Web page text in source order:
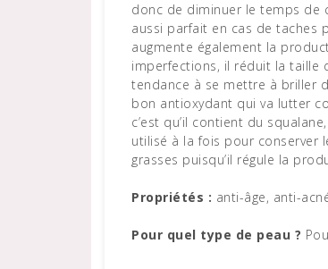
donc de diminuer le temps de
aussi parfait en cas de taches
augmente également la
imperfections, il réduit la taille
tendance à se mettre à briller
bon antioxydant qui va lutter
c’est qu’il contient du
utilisé à la fois pour conserver
grasses puisqu’il régule la
Propriétés : anti-âge, anti-
Pour quel type de peau ?